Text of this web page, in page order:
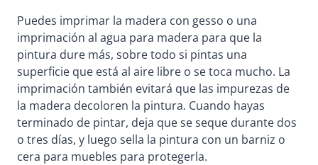
Puedes imprimar la madera con gesso o una
imprimación al agua para madera para que la
pintura dure más, sobre todo si pintas una
superficie que está al aire libre o se toca mucho. La
imprimación también evitará que las impurezas de
la madera decoloren la pintura. Cuando hayas
terminado de pintar, deja que se seque durante dos
o tres días, y luego sella la pintura con un barniz o
cera para muebles para protegerla.